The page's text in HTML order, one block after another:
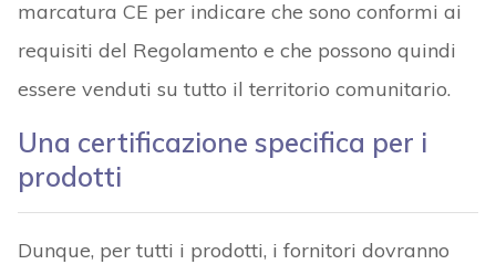
marcatura CE per indicare che sono conformi ai
requisiti del Regolamento e che possono quindi
essere venduti su tutto il territorio comunitario.
Una certificazione specifica per i
prodotti
Dunque, per tutti i prodotti, i fornitori dovranno